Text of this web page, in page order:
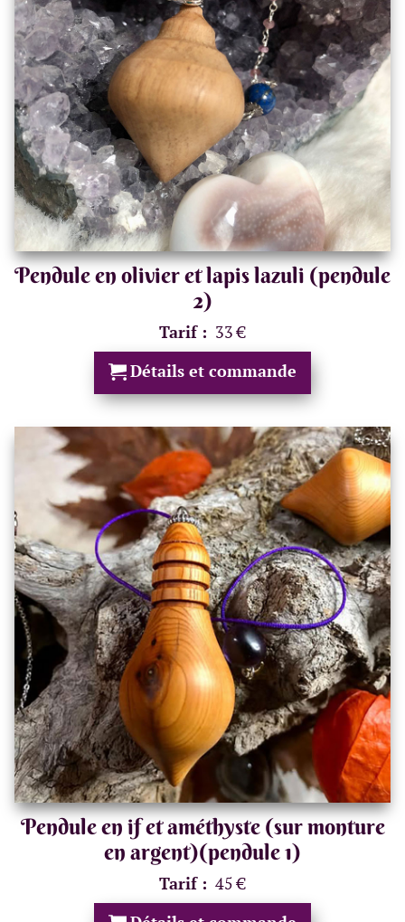
Pendule en olivier et lapis lazuli (pendule
2)
Tarif : 33 €
Détails et commande
Pendule en if et améthyste (sur monture
en argent)(pendule 1)
Tarif : 45 €